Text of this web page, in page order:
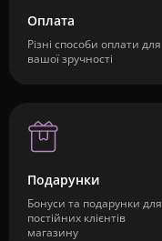
Оплата
Різні способи оплати для
вашої зручності
Подарунки
Бонуси та подарунки для
постійних клієнтів
магазину